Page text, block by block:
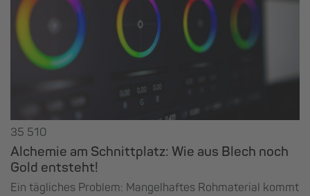
35 510
Alchemie am Schnittplatz: Wie aus Blech noch
Gold entsteht!
Ein tägliches Problem: Mangelhaftes Rohmaterial kommt